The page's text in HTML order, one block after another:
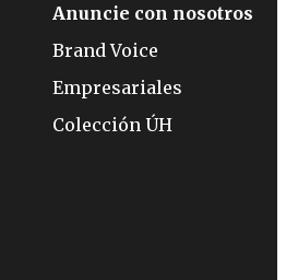
Anuncie con nosotros
Brand Voice
Empresariales
Colección ÚH